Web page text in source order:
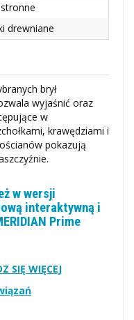
drewniane
brył
wyjaśnić oraz
w
krawędziami i
pokazują
w wersji
interaktywną i
Prime
SIĘ WIĘCEJ